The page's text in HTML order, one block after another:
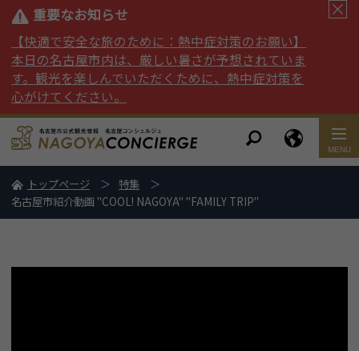
重要なお知らせ
【快適で安全な旅のために：熱中症対策のお願い】
本日の名古屋市内は、厳しい暑さが予想されていま
す。観光を楽しんでいただくために、熱中症対策を
心がけてください。
トップページ
特集
名古屋市紹介動画 "COOL! NAGOYA" "FAMILY TRIP"